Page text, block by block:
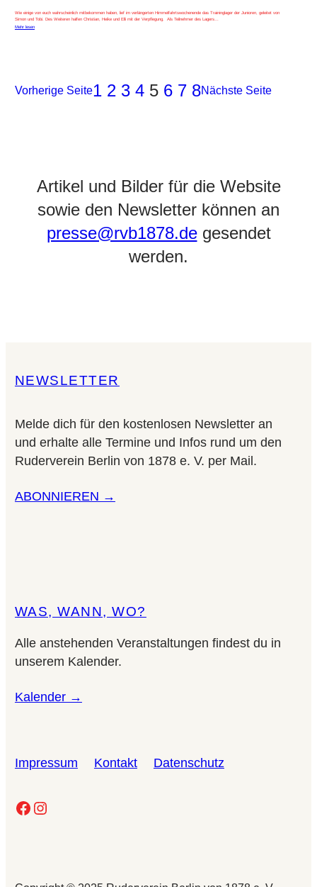
Wie einige von euch wahrscheinlich mitbekommen haben, lief im verlängerten Himmelfahrtswochenende das Traininglager der Junioren, geleitet von
Simon und Tobi. Des Weiteren halfen Christian, Heike und Elli mit der Verpflegung. Als Teilnehmer des Lagers…
Mehr lesen
Vorherige Seite1 2 3 4 5 6 7 8Nächste Seite
Artikel und Bilder für die Website
sowie den Newsletter können an
presse@rvb1878.degesendet
werden.
NEWSLETTER
Melde dich für den kostenlosen Newsletter an
und erhalte alle Termine und Infos rund um den
Ruderverein Berlin von 1878 e. V. per Mail.
ABONNIEREN →
WAS, WANN, WO?
Alle anstehenden Veranstaltungen findest du in
unserem Kalender.
Kalender →
Impressum Kontakt Datenschutz
Facebook Instagram